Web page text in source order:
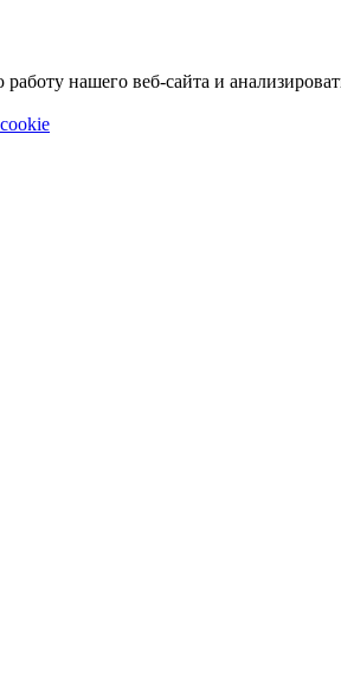
нашего веб-сайта и